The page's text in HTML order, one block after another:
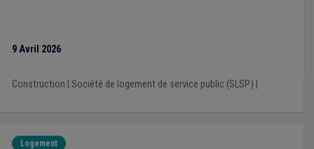
9 Avril 2026
Construction Société de logement de service public (SLSP)
Logement